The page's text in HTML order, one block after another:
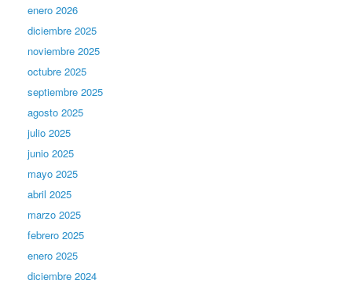
enero 2026
diciembre 2025
noviembre 2025
octubre 2025
septiembre 2025
agosto 2025
julio 2025
junio 2025
mayo 2025
abril 2025
marzo 2025
febrero 2025
enero 2025
diciembre 2024